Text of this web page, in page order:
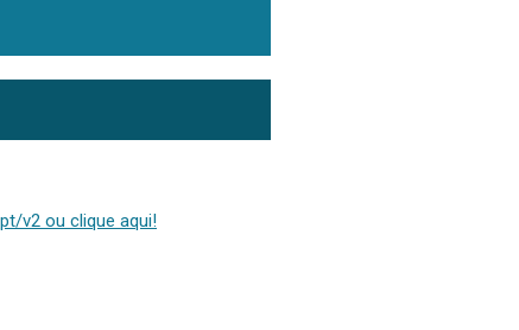
v2 ou clique aqui!